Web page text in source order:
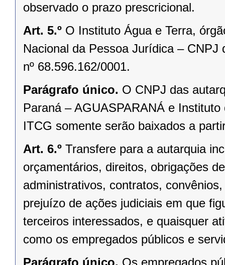
observado o prazo prescricional.
Art. 5.º O Instituto Água e Terra,
Nacional da Pessoa Jurídica –
nº 68.596.162/0001.
Parágrafo único. O CNPJ das
Paraná – AGUASPARANÁ e
ITCG somente serão baixados a
Art. 6.º Transfere para a autarquia
orçamentários, direitos, obrigações
administrativos, contratos,
prejuízo de ações judiciais em que
terceiros interessados, e quaisquer
como os empregados públicos e